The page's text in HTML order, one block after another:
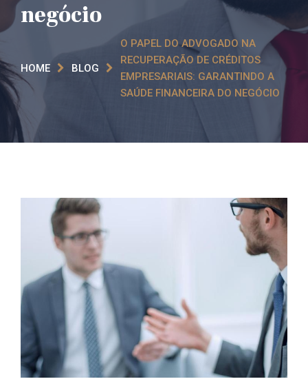
negócio
HOME BLOG
O PAPEL DO ADVOGADO NA
RECUPERAÇÃO DE CRÉDITOS
EMPRESARIAIS: GARANTINDO A
SAÚDE FINANCEIRA DO NEGÓCIO